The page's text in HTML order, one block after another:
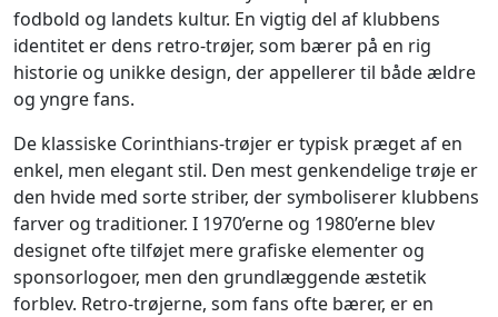
fodbold og landets kultur. En vigtig del af klubbens
identitet er dens retro-trøjer, som bærer på en rig
historie og unikke design, der appellerer til både ældre
og yngre fans.
De klassiske Corinthians-trøjer er typisk præget af en
enkel, men elegant stil. Den mest genkendelige trøje er
den hvide med sorte striber, der symboliserer klubbens
farver og traditioner. I 1970’erne og 1980’erne blev
designet ofte tilføjet mere grafiske elementer og
sponsorlogoer, men den grundlæggende æstetik
forblev. Retro-trøjerne, som fans ofte bærer, er en